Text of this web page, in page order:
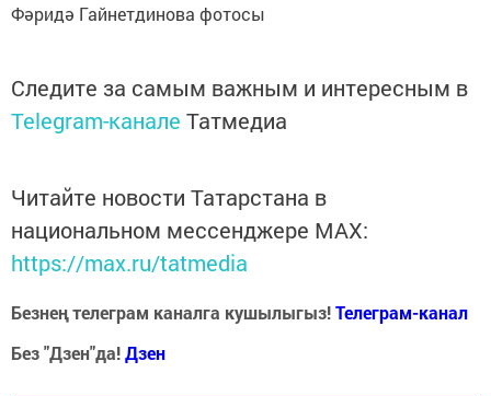
Фәридә Гайнетдинова фотосы
Следите за самым важным и интересным в
Telegram-канале Татмедиа
Читайте новости Татарстана в
национальном мессенджере MАХ:
https://max.ru/tatmedia
Безнең телеграм каналга кушылыгыз!Телеграм-канал
Без "Дзен"да!Дзен